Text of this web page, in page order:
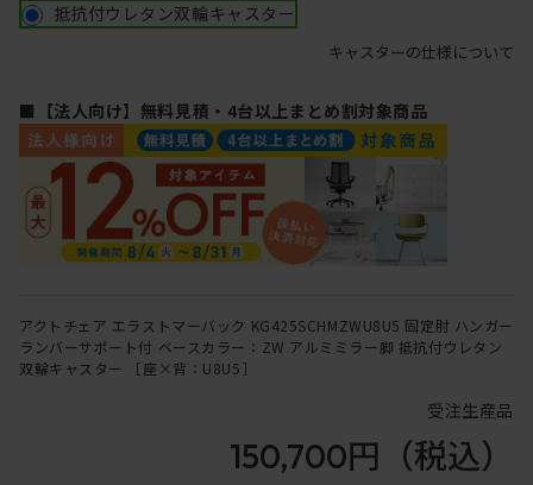
抵抗付ウレタン双輪キャスター
キャスターの仕様について
■【法人向け】無料見積・4台以上まとめ割対象商品
アクトチェア エラストマーバック KG425SCHMZWU8U5 固定肘 ハンガー
ランバーサポート付 ベースカラー：ZW アルミミラー脚 抵抗付ウレタン
双輪キャスター ［座×背：U8U5］
受注生産品
150,700円 （税込）